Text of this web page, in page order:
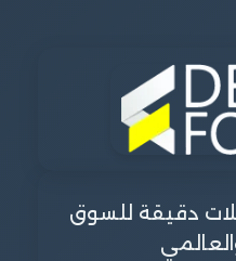
دقيقة للسوق